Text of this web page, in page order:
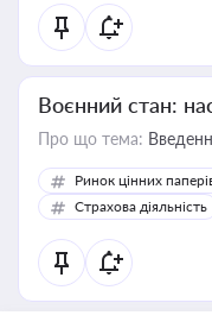
Воєнний стан:
Про що тема:
Ринок цінних
Страхова діяльність